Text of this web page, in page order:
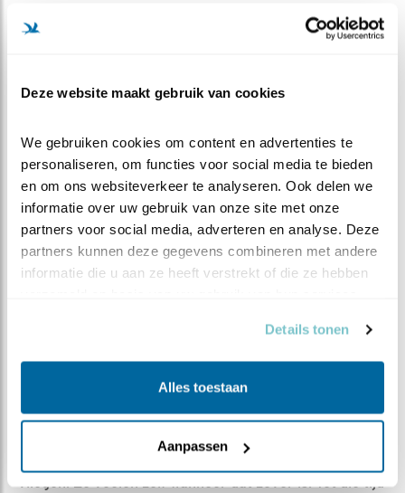
Deze website maakt gebruik van cookies
We gebruiken cookies om content en advertenties te
personaliseren, om functies voor social media te bieden
en om ons websiteverkeer te analyseren. Ook delen we
informatie over uw gebruik van onze site met onze
partners voor social media, adverteren en analyse. Deze
partners kunnen deze gegevens combineren met andere
informatie die u aan ze heeft verstrekt of die ze hebben
Details tonen
Alles toestaan
Aanpassen
VLIEGVEREN
wilt. Vliegveren worden pennen genoemd. De
vliegpennen van de slechtvalk zijn zeer sterk, wat nodig
is bij snelheden van 150 tot 380 km per uur. Met de
vleugel- en staartpennen wordt ook gestuurd,
omgerold in de lucht en geremd. De snelsten ter wereld
kunnen met die snelheden zelfs ondersteboven vliegen.
Kun je nagaan wat een kracht van spieren, maar ook
Een verenpak slijt dan ook, en wordt elk jaar vernieuwd.
Het duurt ongeveer 40 dagen tot het eerste echte
verenkleed van de jonge slechtvalk af is. Dan is het
vliegen. Ze voelen zelf wanneer dat zover is. Tot die tijd